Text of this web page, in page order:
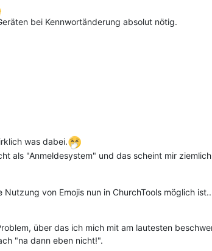
bei Kennwortänderung absolut nötig.
was dabei.
als "Anmeldesystem" und das scheint mir
von Emojis nun in ChurchTools möglich
über das ich mich mit am lautesten
"na dann eben nicht!".